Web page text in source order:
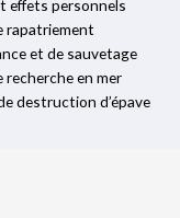
effets personnels
rapatriement
et de sauvetage
recherche en mer
destruction d’épave